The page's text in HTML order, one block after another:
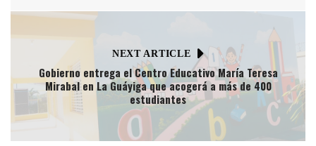
NEXT ARTICLE
Gobierno entrega el Centro Educativo María Teresa
Mirabal en La Guáyiga que acogerá a más de 400
estudiantes